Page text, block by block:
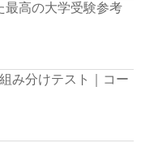
最高の大学受験参考
み分けテスト｜コー